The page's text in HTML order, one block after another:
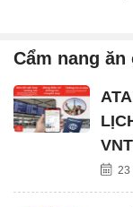
Cẩm nang
23